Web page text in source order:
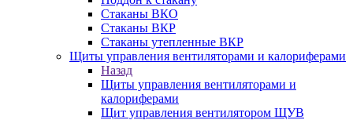
Стаканы ВКО
Стаканы ВКР
Стаканы утепленные ВКР
Щиты управления вентиляторами и калориферами
Назад
Щиты управления вентиляторами и
калориферами
Щит управления вентилятором ЩУВ